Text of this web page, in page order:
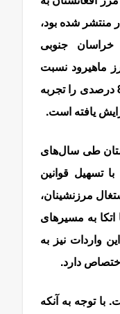
منتشر شده بود،
جنوبی
ماهیرود نسبت
به سال گذشته رشد بی‌سابقه 864 درصدی را تجربه
طی سال‌های
تسهیل قوانین
مرزنشینان،
اتکا به مسیرهای
واردات نیز به
دارد.
با توجه به آنکه